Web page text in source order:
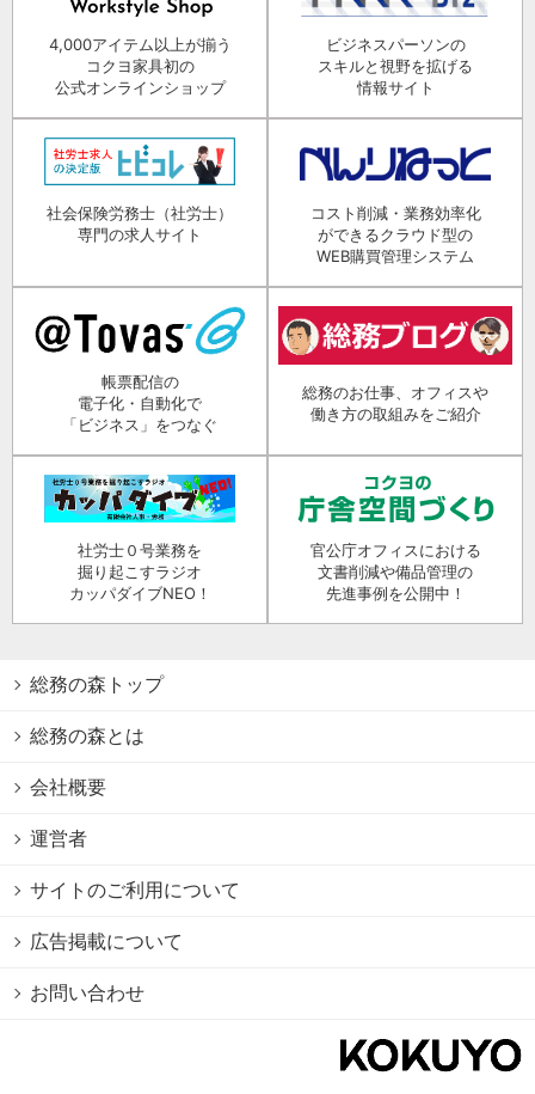
4,000アイテム以上が揃う
コクヨ家具初の
公式オンラインショップ
ビジネスパーソンの
スキルと視野を拡げる
情報サイト
社会保険労務士（社労士）
専門の求人サイト
コスト削減・業務効率化
ができるクラウド型の
WEB購買管理システム
帳票配信の
電子化・自動化で
「ビジネス」をつなぐ
総務のお仕事、オフィスや
働き方の取組みをご紹介
社労士０号業務を
掘り起こすラジオ
カッパダイブNEO！
官公庁オフィスにおける
文書削減や備品管理の
先進事例を公開中！
総務の森トップ
総務の森とは
会社概要
運営者
サイトのご利用について
広告掲載について
お問い合わせ